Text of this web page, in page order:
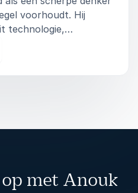
voorhoudt. Hij
technologie,
met een
Geen abstracte
met Anouk